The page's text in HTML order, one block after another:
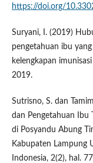
https://doi.org/
Suryani, I. (2019)
pengetahuan ibu
kelengkapan
2019.
Sutrisno, S. dan
dan Pengetahuan Ibu
di Posyandu Abung
Kabupaten Lampung
Indonesia, 2(2), hal.